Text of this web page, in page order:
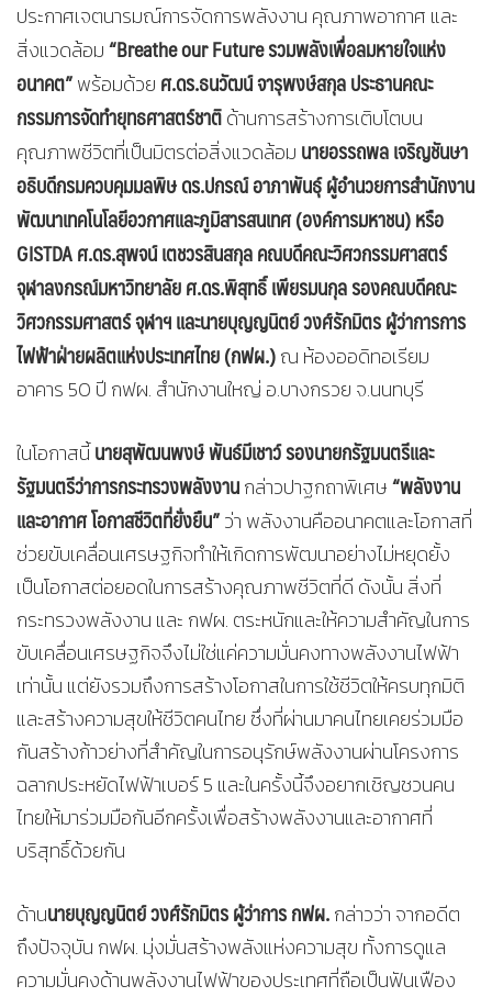
ประกาศเจตนารมณ์การจัดการพลังงาน คุณภาพอากาศ และ
สิ่งแวดล้อม“Breathe our Future รวมพลังเพื่อลมหายใจแห่ง
อนาคต”พร้อมด้วย ศ.ดร.ธนวัฒน์ จารุพงษ์สกุล ประธานคณะ
กรรมการจัดทำยุทธศาสตร์ชาติด้านการสร้างการเติบโตบน
คุณภาพชีวิตที่เป็นมิตรต่อสิ่งแวดล้อม นายอรรถพล เจริญชันษา
อธิบดีกรมควบคุมมลพิษ ดร.ปกรณ์ อาภาพันธุ์ ผู้อำนวยการสำนักงาน
พัฒนาเทคโนโลยีอวกาศและภูมิสารสนเทศ (องค์การมหาชน) หรือ
GISTDA ศ.ดร.สุพจน์ เตชวรสินสกุล คณบดีคณะวิศวกรรมศาสตร์
จุฬาลงกรณ์มหาวิทยาลัย ศ.ดร.พิสุทธิ์ เพียรมนกุล รองคณบดีคณะ
วิศวกรรมศาสตร์ จุฬาฯ และนายบุญญนิตย์ วงศ์รักมิตร ผู้ว่าการการ
ไฟฟ้าฝ่ายผลิตแห่งประเทศไทย (กฟผ.)ณ ห้องออดิทอเรียม
อาคาร 50 ปี กฟผ. สำนักงานใหญ่ อ.บางกรวย จ.นนทบุรี
ในโอกาสนี้นายสุพัฒนพงษ์ พันธ์มีเชาว์ รองนายกรัฐมนตรีและ
รัฐมนตรีว่าการกระทรวงพลังงานกล่าวปาฐกถาพิเศษ“พลังงาน
และอากาศ โอกาสชีวิตที่ยั่งยืน”ว่า พลังงานคืออนาคตและโอกาสที่
ช่วยขับเคลื่อนเศรษฐกิจทำให้เกิดการพัฒนาอย่างไม่หยุดยั้ง
เป็นโอกาสต่อยอดในการสร้างคุณภาพชีวิตที่ดี ดังนั้น สิ่งที่
กระทรวงพลังงาน และ กฟผ. ตระหนักและให้ความสำคัญในการ
ขับเคลื่อนเศรษฐกิจจึงไม่ใช่แค่ความมั่นคงทางพลังงานไฟฟ้า
เท่านั้น แต่ยังรวมถึงการสร้างโอกาสในการใช้ชีวิตให้ครบทุกมิติ
และสร้างความสุขให้ชีวิตคนไทย ซึ่งที่ผ่านมาคนไทยเคยร่วมมือ
กันสร้างก้าวย่างที่สำคัญในการอนุรักษ์พลังงานผ่านโครงการ
ฉลากประหยัดไฟฟ้าเบอร์ 5 และในครั้งนี้จึงอยากเชิญชวนคน
ไทยให้มาร่วมมือกันอีกครั้งเพื่อสร้างพลังงานและอากาศที่
บริสุทธิ์ด้วยกัน
ด้านนายบุญญนิตย์ วงศ์รักมิตร ผู้ว่าการ กฟผ.กล่าวว่า จากอดีต
ถึงปัจจุบัน กฟผ. มุ่งมั่นสร้างพลังแห่งความสุข ทั้งการดูแล
ความมั่นคงด้านพลังงานไฟฟ้าของประเทศที่ถือเป็นฟันเฟือง